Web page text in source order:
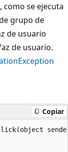
como se ejecuta
grupo de
de usuario
de usuario.
Copiar